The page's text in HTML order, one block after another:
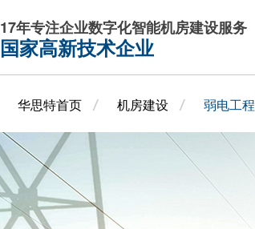
17年专注企业数字化智能机房建设服务
国家高新技术企业
华思特首页 机房建设 弱电工程